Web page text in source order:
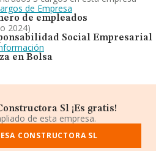
de Empresa
de empleados
2024)
Social Empresarial
en Bolsa
Sl ¡Es gratis!
de esta empresa.
CONSTRUCTORA SL